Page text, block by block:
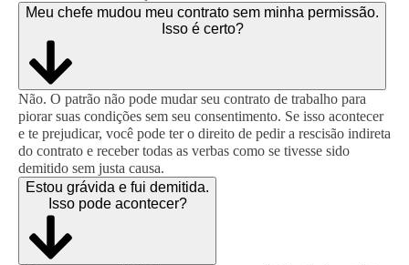
Meu chefe mudou meu contrato sem minha permissão.
Isso é certo?
Não. O patrão não pode mudar seu contrato de trabalho para
piorar suas condições sem seu consentimento. Se isso acontecer
e te prejudicar, você pode ter o direito de pedir a rescisão indireta
do contrato e receber todas as verbas como se tivesse sido
demitido sem justa causa.
Estou grávida e fui demitida.
Isso pode acontecer?